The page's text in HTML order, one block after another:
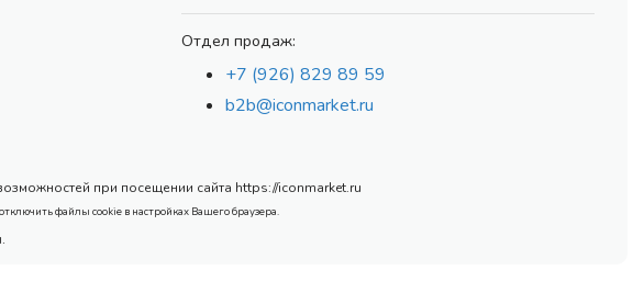
Отдел продаж:
+7 (926) 829 89 59
b2b@iconmarket.ru
при посещении сайта https://iconmarket.ru
файлы cookie в настройках Вашего браузера.